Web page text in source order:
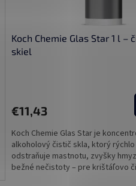
Koch Chemie Glas Star 1 l –
skiel
€11,43
Koch Chemie Glas Star je
alkoholový čistič skla, ktorý rýchlo
odstraňuje mastnotu, zvyšky
bežné nečistoty – pre krištáľovo